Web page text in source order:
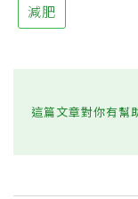
減肥
這篇文章對你有幫